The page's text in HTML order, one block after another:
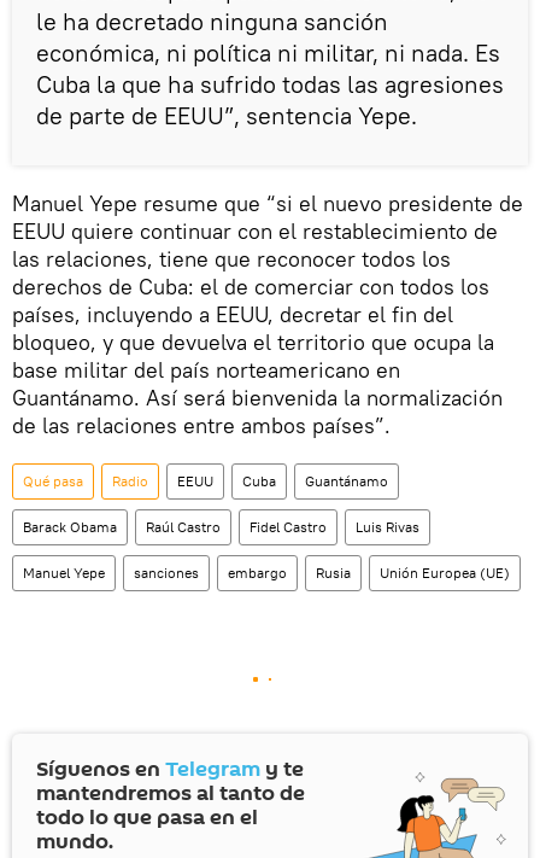
le ha decretado ninguna sanción
económica, ni política ni militar, ni nada. Es
Cuba la que ha sufrido todas las agresiones
de parte de EEUU”, sentencia Yepe.
Manuel Yepe resume que “si el nuevo presidente de
EEUU quiere continuar con el restablecimiento de
las relaciones, tiene que reconocer todos los
derechos de Cuba: el de comerciar con todos los
países, incluyendo a EEUU, decretar el fin del
bloqueo, y que devuelva el territorio que ocupa la
base militar del país norteamericano en
Guantánamo. Así será bienvenida la normalización
de las relaciones entre ambos países”.
Qué pasa Radio EEUU Cuba Guantánamo
Barack Obama Raúl Castro Fidel Castro Luis Rivas
Manuel Yepe sanciones embargo Rusia Unión Europea (UE)
Síguenos en Telegram y te
mantendremos al tanto de
todo lo que pasa en el
mundo.